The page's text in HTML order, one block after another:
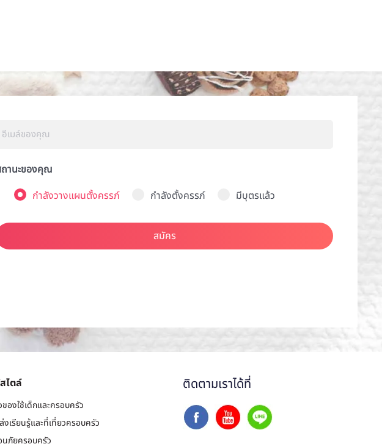
านะของคุณ
กำลังวางแผนตั้งครรภ์
กำลังตั้งครรภ์ มีบุตรแล้ว
สมัคร
ไตล์
ของใช้เด็กและครอบครัว
งเรียนรู้และที่เที่ยวครอบครัว
นภัยครอบครัว
ติดตามเราได้ที่